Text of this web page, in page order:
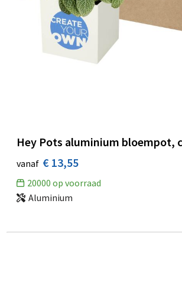
Hey Pots aluminium bloempot,
vanaf € 13,55
20000 op voorraad
Aluminium